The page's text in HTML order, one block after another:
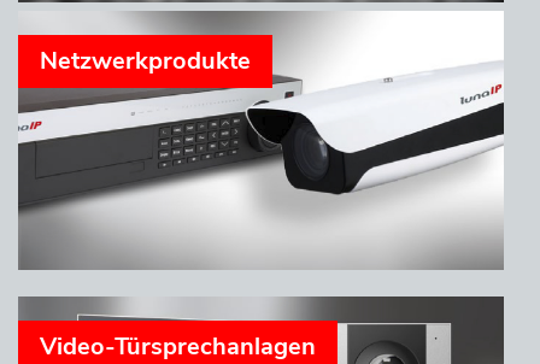
Netzwerkprodukte
Video-Türsprechanlagen